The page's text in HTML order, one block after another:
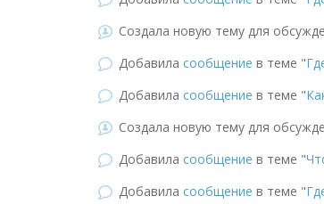
Создала новую тему для
Добавила сообщение в теме "
Добавила сообщение в теме "
Создала новую тему для
Добавила сообщение в теме "
Добавила сообщение в теме "